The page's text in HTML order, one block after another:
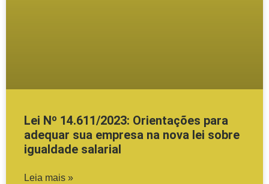
Lei Nº 14.611/2023: Orientações para
adequar sua empresa na nova lei sobre
igualdade salarial
Leia mais »